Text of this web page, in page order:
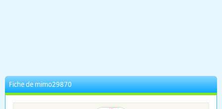
Fiche de mimo29870